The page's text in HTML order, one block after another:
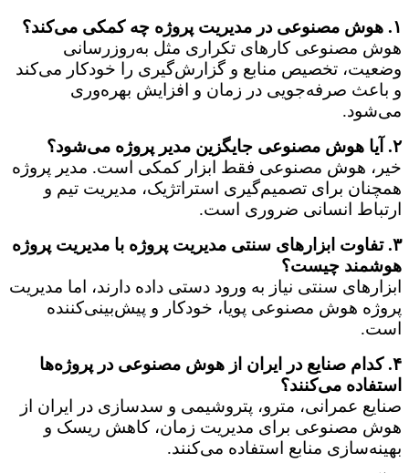
۱. هوش مصنوعی در مدیریت پروژه چه کمکی می‌کند؟
هوش مصنوعی کارهای تکراری مثل به‌روزرسانی
وضعیت، تخصیص منابع و گزارش‌گیری را خودکار می‌کند
و باعث صرفه‌جویی در زمان و افزایش بهره‌وری
می‌شود.
۲. آیا هوش مصنوعی جایگزین مدیر پروژه می‌شود؟
خیر، هوش مصنوعی فقط ابزار کمکی است. مدیر پروژه
همچنان برای تصمیم‌گیری استراتژیک، مدیریت تیم و
ارتباط انسانی ضروری است.
۳. تفاوت ابزارهای سنتی مدیریت پروژه با مدیریت پروژه
هوشمند چیست؟
ابزارهای سنتی نیاز به ورود دستی داده دارند، اما مدیریت
پروژه هوش مصنوعی پویا، خودکار و پیش‌بینی‌کننده
است.
۴. کدام صنایع در ایران از هوش مصنوعی در پروژه‌ها
استفاده می‌کنند؟
صنایع عمرانی، مترو، پتروشیمی و سدسازی در ایران از
هوش مصنوعی برای مدیریت زمان، کاهش ریسک و
بهینه‌سازی منابع استفاده می‌کنند.